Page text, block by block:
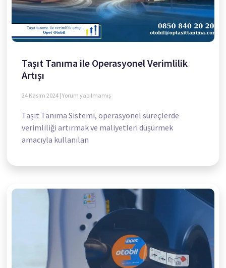
Taşıt Tanıma ile Operasyonel Verimlilik
Artışı
24 Kasım 2024 Yorum yapılmamış
Taşıt Tanıma Sistemi, operasyonel süreçlerde
verimliliği artırmak ve maliyetleri düşürmek
amacıyla kullanılan